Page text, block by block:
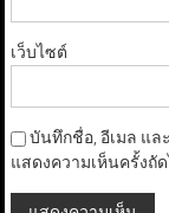
เว็บไซต์
บันทึกชื่อ, อีเมล แล
แสดงความเห็นครั้งถั